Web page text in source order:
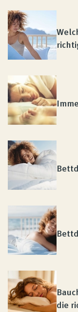
die